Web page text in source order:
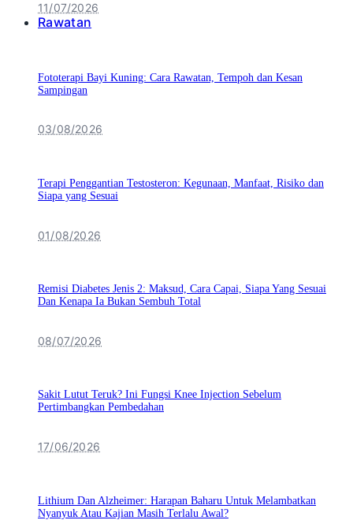
11/07/2026
Rawatan
Fototerapi Bayi Kuning: Cara Rawatan, Tempoh dan Kesan
Sampingan
03/08/2026
Terapi Penggantian Testosteron: Kegunaan, Manfaat, Risiko dan
Siapa yang Sesuai
01/08/2026
Remisi Diabetes Jenis 2: Maksud, Cara Capai, Siapa Yang Sesuai
Dan Kenapa Ia Bukan Sembuh Total
08/07/2026
Sakit Lutut Teruk? Ini Fungsi Knee Injection Sebelum
Pertimbangkan Pembedahan
17/06/2026
Lithium Dan Alzheimer: Harapan Baharu Untuk Melambatkan
Nyanyuk Atau Kajian Masih Terlalu Awal?